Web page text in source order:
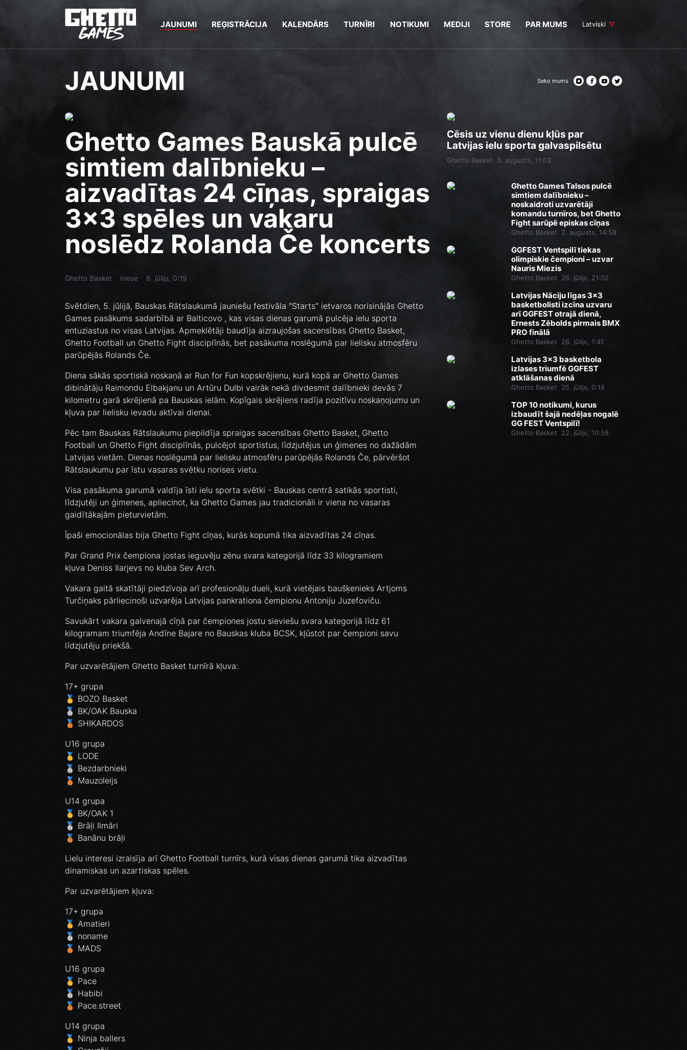
JAUNUMI REĢISTRĀCIJA KALENDĀRS TURNĪRI NOTIKUMI MEDIJI STORE PAR MUMS Latviski
JAUNUMI Seko mums
Ghetto Games Bauskā pulcē
simtiem dalībnieku –
aizvadītas 24 cīņas, spraigas
3x3 spēles un vakaru
noslēdz Rolanda Če koncerts
Ghetto Basket Inese 6. jūlijs, 0:19
Svētdien, 5. jūlijā, Bauskas Rātslaukumā jauniešu festivāla "Starts" ietvaros norisinājās Ghetto
Games pasākums sadarbībā ar Balticovo , kas visas dienas garumā pulcēja ielu sporta
entuziastus no visas Latvijas. Apmeklētāji baudīja aizraujošas sacensības Ghetto Basket,
Ghetto Football un Ghetto Fight disciplīnās, bet pasākuma noslēgumā par lielisku atmosfēru
parūpējās Rolands Če.
Diena sākās sportiskā noskaņā ar Run for Fun kopskrējienu, kurā kopā ar Ghetto Games
dibinātāju Raimondu Elbakjanu un Artūru Dulbi vairāk nekā divdesmit dalībnieki devās 7
kilometru garā skrējienā pa Bauskas ielām. Kopīgais skrējiens radīja pozitīvu noskaņojumu un
kļuva par lielisku ievadu aktīvai dienai.
Pēc tam Bauskas Rātslaukumu piepildīja spraigas sacensības Ghetto Basket, Ghetto
Football un Ghetto Fight disciplīnās, pulcējot sportistus, līdzjutējus un ģimenes no dažādām
Latvijas vietām. Dienas noslēgumā par lielisku atmosfēru parūpējās Rolands Če, pārvēršot
Rātslaukumu par īstu vasaras svētku norises vietu.
Visa pasākuma garumā valdīja īsti ielu sporta svētki - Bauskas centrā satikās sportisti,
līdzjutēji un ģimenes, apliecinot, ka Ghetto Games jau tradicionāli ir viena no vasaras
gaidītākajām pieturvietām.
Īpaši emocionālas bija Ghetto Fight cīņas, kurās kopumā tika aizvadītas 24 cīņas.
Par Grand Prix čempiona jostas ieguvēju zēnu svara kategorijā līdz 33 kilogramiem
kļuva Deniss Ilarjevs no kluba Sev Arch.
Vakara gaitā skatītāji piedzīvoja arī profesionāļu dueli, kurā vietējais baušķenieks Artjoms
Turčiņaks pārliecinoši uzvarēja Latvijas pankrationa čempionu Antoniju Juzefoviču.
Savukārt vakara galvenajā cīņā par čempiones jostu sieviešu svara kategorijā līdz 61
kilogramam triumfēja Andīne Bajare no Bauskas kluba BCSK, kļūstot par čempioni savu
līdzjutēju priekšā.
Par uzvarētājiem Ghetto Basket turnīrā kļuva:
17+ grupa
🥇 BOZO Basket
🥈 BK/OAK Bauska
🥉 SHIKARDOS
U16 grupa
🥇 LODE
🥈 Bezdarbnieki
🥉 Mauzoleijs
U14 grupa
🥇 BK/OAK 1
🥈 Brāļi Ilmāri
🥉 Banānu brāļi
Lielu interesi izraisīja arī Ghetto Football turnīrs, kurā visas dienas garumā tika aizvadītas
dinamiskas un azartiskas spēles.
Par uzvarētājiem kļuva:
17+ grupa
🥇 Amatieri
🥈 noname
🥉 MADS
U16 grupa
🥇 Pace
🥈 Habibi
🥉 Pace.street
U14 grupa
🥇 Ninja ballers
Cēsis uz vienu dienu kļūs par
Latvijas ielu sporta galvaspilsētu
Ghetto Basket 3. augusts, 11:03
Ghetto Games Talsos pulcē
simtiem dalībnieku –
noskaidroti uzvarētāji
komandu turnīros, bet Ghetto
Fight sarūpē episkas cīņas
Ghetto Basket 2. augusts, 14:58
GGFEST Ventspilī tiekas
olimpiskie čempioni – uzvar
Nauris Miezis
Ghetto Basket 26. jūlijs, 21:02
Latvijas Nāciju līgas 3x3
basketbolisti izcīna uzvaru
arī GGFEST otrajā dienā,
Ernests Zēbolds pirmais BMX
PRO finālā
Ghetto Basket 26. jūlijs, 1:41
Latvijas 3x3 basketbola
izlases triumfē GGFEST
atklāšanas dienā
Ghetto Basket 25. jūlijs, 0:18
TOP 10 notikumi, kurus
izbaudīt šajā nedēļas nogalē
GG FEST Ventspilī!
Ghetto Basket 22. jūlijs, 10:58